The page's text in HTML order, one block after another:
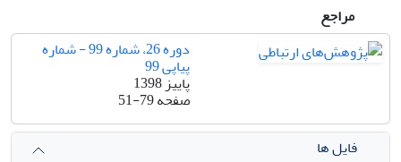
مراجع
دوره 26، شماره 99 - شماره
پیاپی 99
پاییز 1398
صفحه51-79
فایل ها